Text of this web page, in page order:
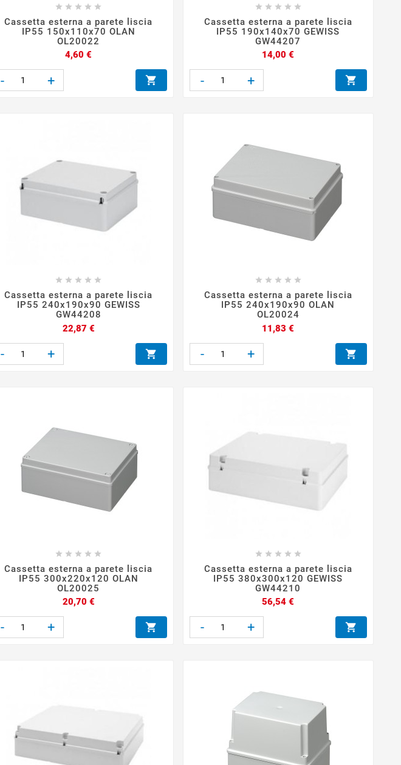
    
Cassetta esterna a parete liscia
IP55 150x110x70 OLAN
OL20022
4,60 €
- + 
    
Cassetta esterna a parete liscia
IP55 190x140x70 GEWISS
GW44207
14,00 €
- + 
    
Cassetta esterna a parete liscia
IP55 240x190x90 GEWISS
GW44208
22,87 €Prezzo
- + 
    
Cassetta esterna a parete liscia
IP55 240x190x90 OLAN
OL20024
11,83 €
- + 
    
Cassetta esterna a parete liscia
IP55 300x220x120 OLAN
OL20025
20,70 €Prezzo
- + 
    
Cassetta esterna a parete liscia
IP55 380x300x120 GEWISS
GW44210
56,54 €
- + 